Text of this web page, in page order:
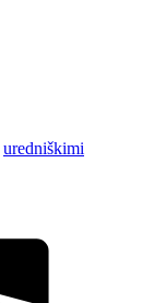
uredniškimi